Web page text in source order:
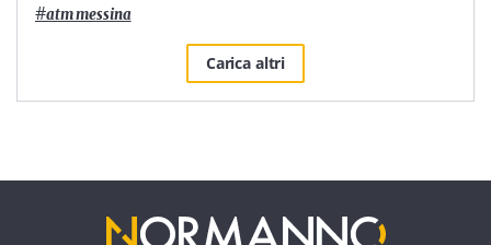
#atm messina
Carica altri